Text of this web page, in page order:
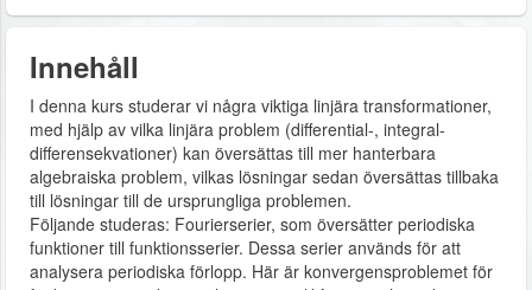
Innehåll
I denna kurs studerar vi några viktiga linjära transformationer,
med hjälp av vilka linjära problem (differential-, integral-
differensekvationer) kan översättas till mer hanterbara
algebraiska problem, vilkas lösningar sedan översättas tillbaka
till lösningar till de ursprungliga problemen.
Följande studeras: Fourierserier, som översätter periodiska
funktioner till funktionsserier. Dessa serier används för att
analysera periodiska förlopp. Här är konvergensproblemet för